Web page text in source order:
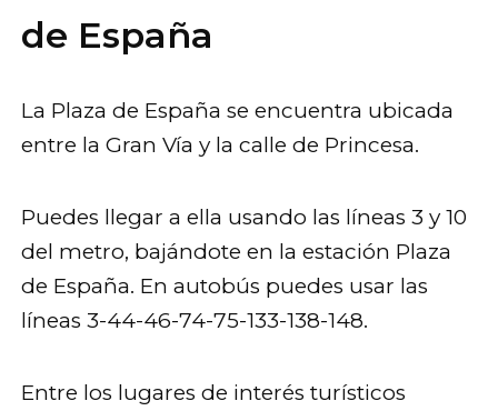
de España
La Plaza de España se encuentra ubicada
entre la Gran Vía y la calle de Princesa.
Puedes llegar a ella usando las líneas 3 y 10
del metro, bajándote en la estación Plaza
de España. En autobús puedes usar las
líneas 3-44-46-74-75-133-138-148.
Entre los lugares de interés turísticos